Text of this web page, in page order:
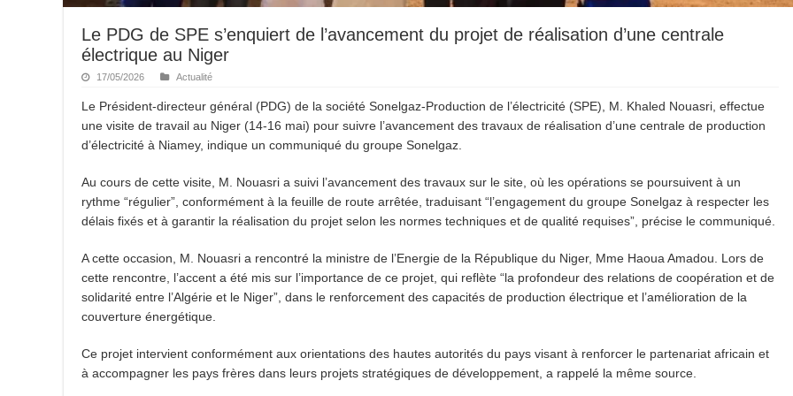
Le PDG de SPE s’enquiert de l’avancement du projet de réalisation d’une centrale
électrique au Niger
17/05/2026 Actualité
Le Président-directeur général (PDG) de la société Sonelgaz-Production de l’électricité (SPE), M. Khaled Nouasri, effectue
une visite de travail au Niger (14-16 mai) pour suivre l’avancement des travaux de réalisation d’une centrale de production
d’électricité à Niamey, indique un communiqué du groupe Sonelgaz.
Au cours de cette visite, M. Nouasri a suivi l’avancement des travaux sur le site, où les opérations se poursuivent à un
rythme “régulier”, conformément à la feuille de route arrêtée, traduisant “l’engagement du groupe Sonelgaz à respecter les
délais fixés et à garantir la réalisation du projet selon les normes techniques et de qualité requises”, précise le communiqué.
A cette occasion, M. Nouasri a rencontré la ministre de l’Energie de la République du Niger, Mme Haoua Amadou. Lors de
cette rencontre, l’accent a été mis sur l’importance de ce projet, qui reflète “la profondeur des relations de coopération et de
solidarité entre l’Algérie et le Niger”, dans le renforcement des capacités de production électrique et l’amélioration de la
couverture énergétique.
Ce projet intervient conformément aux orientations des hautes autorités du pays visant à renforcer le partenariat africain et
à accompagner les pays frères dans leurs projets stratégiques de développement, a rappelé la même source.